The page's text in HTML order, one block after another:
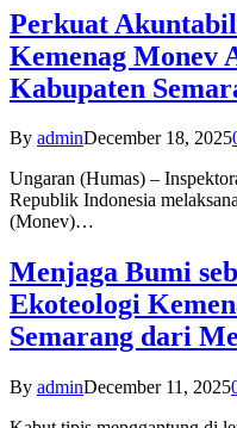
Perkuat
Kemenag Monev
Kabupaten
By adminDecember 18, 2025
Ungaran (Humas) –
Republik Indonesia
(Monev)…
Menjaga Bumi
Ekoteologi
Semarang dari
By adminDecember 11, 2025